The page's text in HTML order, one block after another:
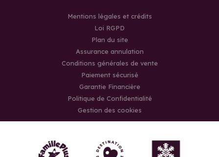
Mentions légales et crédits
Loi RGPD
Plan du site
Assurance annulation
Conditions générales de vente
Paiement sécurisé
Garantie Financière
Politique de Confidentialité
Gestion des cookies